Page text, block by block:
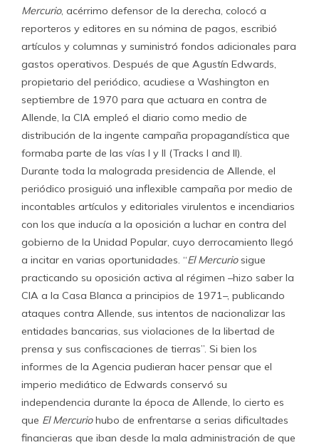
Mercurio, acérrimo defensor de la derecha, colocó a
reporteros y editores en su nómina de pagos, escribió
artículos y columnas y suministró fondos adicionales para
gastos operativos. Después de que Agustín Edwards,
propietario del periódico, acudiese a Washington en
septiembre de 1970 para que actuara en contra de
Allende, la CIA empleó el diario como medio de
distribución de la ingente campaña propagandística que
formaba parte de las vías I y II (Tracks I and II).
Durante toda la malograda presidencia de Allende, el
periódico prosiguió una inflexible campaña por medio de
incontables artículos y editoriales virulentos e incendiarios
con los que inducía a la oposición a luchar en contra del
gobierno de la Unidad Popular, cuyo derrocamiento llegó
a incitar en varias oportunidades. “El Mercuriosigue
practicando su oposición activa al régimen –hizo saber la
CIA a la Casa Blanca a principios de 1971–, publicando
ataques contra Allende, sus intentos de nacionalizar las
entidades bancarias, sus violaciones de la libertad de
prensa y sus confiscaciones de tierras”. Si bien los
informes de la Agencia pudieran hacer pensar que el
imperio mediático de Edwards conservó su
independencia durante la época de Allende, lo cierto es
que El Mercuriohubo de enfrentarse a serias dificultades
financieras que iban desde la mala administración de que